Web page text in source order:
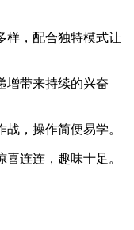
样，配合独特模式让
增带来持续的兴奋
，操作简便易学。
连连，趣味十足。